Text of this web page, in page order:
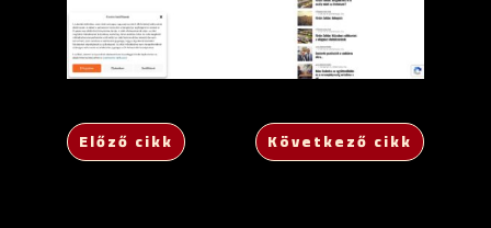
Előző cikk Következő cikk